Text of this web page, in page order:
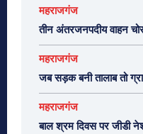
महराजगंज
तीन अंतरजनपदीय वाहन चोर
महराजगंज
जब सड़क बनी तालाब तो
महराजगंज
बाल श्रम दिवस पर जीडी